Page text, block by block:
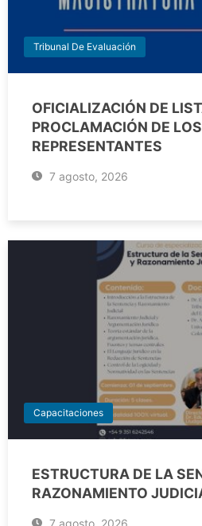
Tribunal De Evaluación
OFICIALIZACIÓN DE
PROCLAMACIÓN DE LOS
REPRESENTANTES
7 agosto, 2026
Capacitaciones
ESTRUCTURA DE LA
RAZONAMIENTO